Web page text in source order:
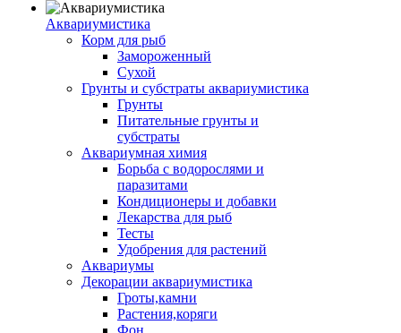
Аквариумистика
Корм для рыб
Замороженный
Сухой
Грунты и субстраты аквариумистика
Грунты
Питательные грунты и
субстраты
Аквариумная химия
Борьба с водорослями и
паразитами
Кондиционеры и добавки
Лекарства для рыб
Тесты
Удобрения для растений
Аквариумы
Декорации аквариумистика
Гроты,камни
Растения,коряги
Фон